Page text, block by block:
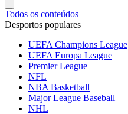
Todos os conteúdos
Desportos populares
UEFA Champions League
UEFA Europa League
Premier League
NFL
NBA Basketball
Major League Baseball
NHL